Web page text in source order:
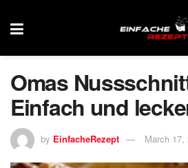
Omas
Einfach und
by EinfacheRezept March 17,